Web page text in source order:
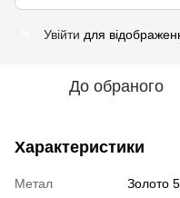
Увійти для
До обраного
Характеристики
Метал
Золото